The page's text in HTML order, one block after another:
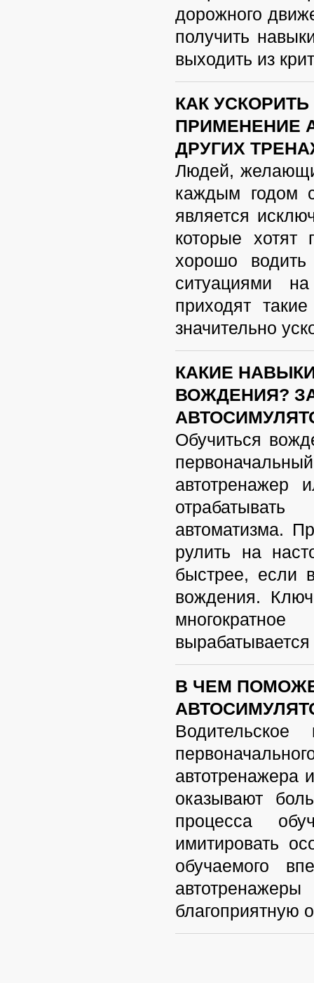
дорожного
получить
выходить из
КАК
ПРИМЕНЕНИЕ
ДРУГИХ
Людей,
каждым годом
является
которые хотят
хорошо
ситуациями
приходят
значительно
КАКИЕ
ВОЖДЕНИЯ?
Обучиться
автотренажер
автоматизма.
рулить на
быстрее, если
вождения.
В ЧЕМ
автотренажера
оказывают
процесса
имитировать
обучаемого
автотренажеры
благоприятную